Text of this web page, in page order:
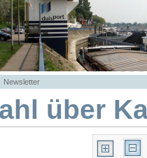
Newsletter
über